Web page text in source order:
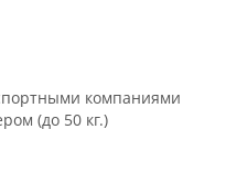
компаниями
(до 50 кг.)